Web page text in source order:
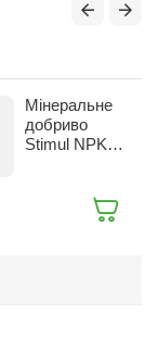
Мінеральне
добриво
Stimul NPK